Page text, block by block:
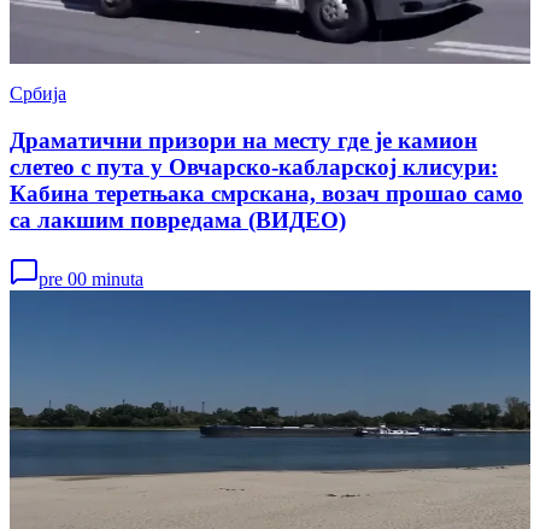
Србија
Драматични призори на месту где је камион
слетео с пута у Овчарско-кабларској клисури:
Кабина теретњака смрскана, возач прошао само
са лакшим повредама (ВИДЕО)
pre 00 minuta